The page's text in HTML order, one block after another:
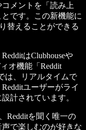
メントを「読み上
です。この新機能に
替えることができる
はClubhouseや
オ機能「Reddit
は、リアルタイムで
ユーザーがライ
計されています。
Redditを聞く唯一の
で楽しむのが好きな